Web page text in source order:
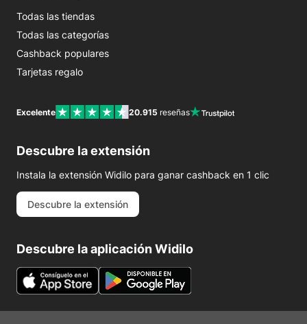
Todas las tiendas
Todas las categorías
Cashback populares
Tarjetas regalo
Excelente 20.915 reseñas
Descubre la extensión
Instala la extensión Widilo para ganar cashback en 1 clic
Descubre la extensión
Descubre la aplicación Widilo